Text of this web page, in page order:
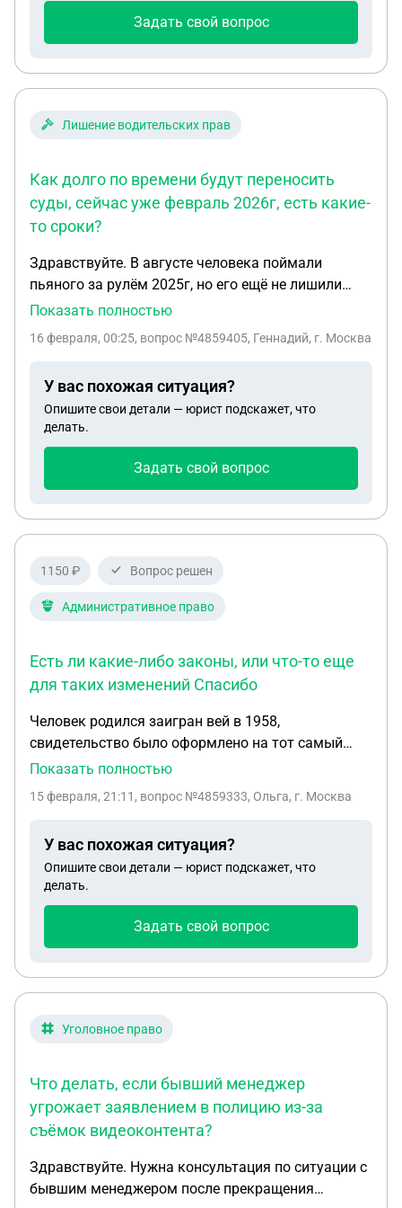
Задать свой вопрос
Лишение водительских прав
Как долго по времени будут переносить
суды, сейчас уже февраль 2026г, есть какие-
то сроки?
Здравствуйте. В августе человека поймали
пьяного за рулём 2025г, но его ещё не лишили
прав, всё суды переносят. Почему так долго ? Как
уже февраль 2026г, есть какие-то сроки?
Показать полностью
16 февраля, 00:25, вопрос №4859405, Геннадий, г. Москва
У вас похожая ситуация?
Опишите свои детали — юрист подскажет, что
делать.
Задать свой вопрос
1150 ₽ Вопрос решен
Административное право
Есть ли какие-либо законы, или что-то еще
для таких изменений Спасибо
Человек родился заигран вей в 1958,
свидетельство было оформлено на тот самый
город. В 1972 в свидетел стан о рождении
те годы? МИЛ? На основании предыдущего
Показать полностью
15 февраля, 21:11 , вопрос №4859333, Ольга, г. Москва
У вас похожая ситуация?
Опишите свои детали — юрист подскажет, что
делать.
Задать свой вопрос
Уголовное право
Что делать, если бывший менеджер
угрожает заявлением в полицию из-за
съёмок видеоконтента?
Здравствуйте. Нужна консультация по ситуации с
бывшим менеджером после прекращения